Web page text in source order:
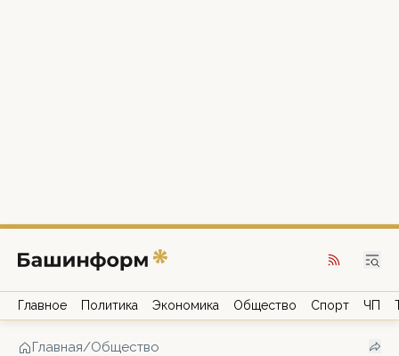
Главное Политика Экономика Общество Спорт ЧП
Главная/Общество